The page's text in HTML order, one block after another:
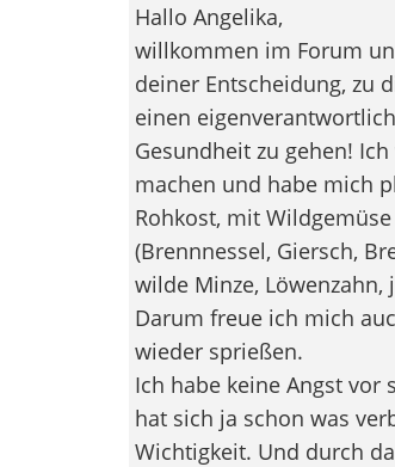
Hallo Angelika,
willkommen im Forum
deiner Entscheidung, zu
einen
Gesundheit zu gehen!
machen und habe mich
Rohkost, mit
(Brennnessel, Giersch,
wilde Minze,
Darum freue ich mich
wieder sprießen.
Ich habe keine Angst vor
hat sich ja schon was
Wichtigkeit. Und durch